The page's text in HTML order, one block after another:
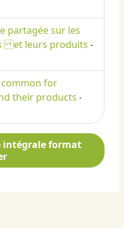
partagée sur les
et leurs produits -
common for
their products -
intégrale format